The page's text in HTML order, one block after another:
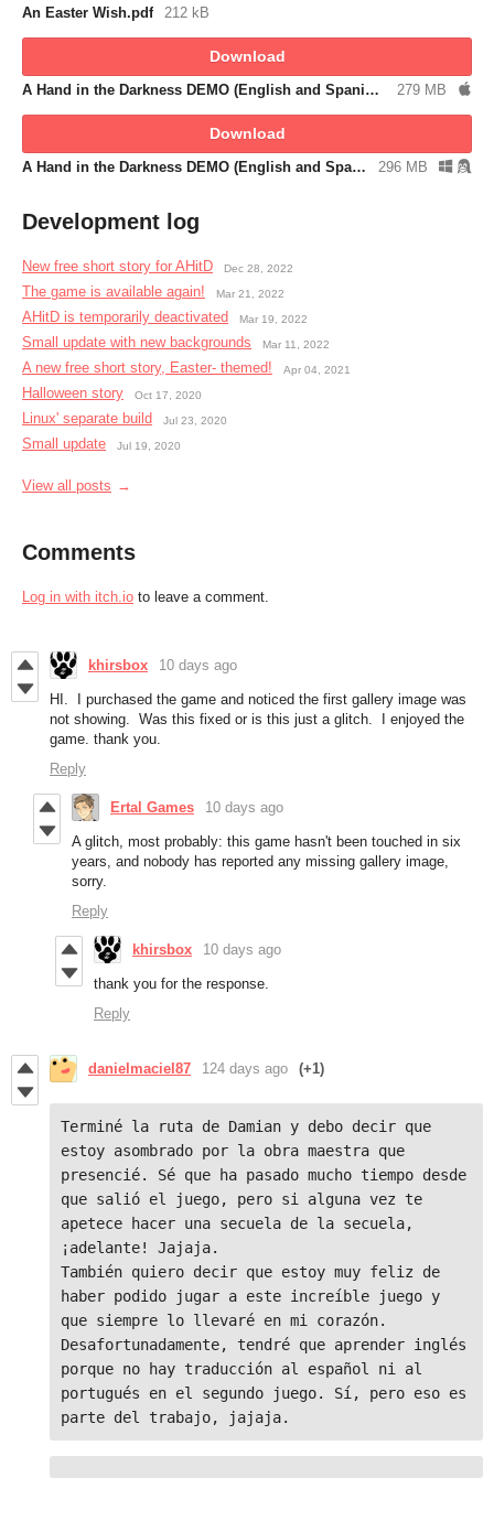
An Easter Wish.pdf 212 kB
Download
A Hand in the Darkness DEMO (English and Spanish), MAC 279 MB
Download
A Hand in the Darkness DEMO (English and Spanish), WINDOWS AND LINUX 296 MB
Development log
New free short story for AHitD Dec 28, 2022
The game is available again! Mar 21, 2022
AHitD is temporarily deactivated Mar 19, 2022
Small update with new backgrounds Mar 11, 2022
A new free short story, Easter- themed! Apr 04, 2021
Halloween story Oct 17, 2020
Linux' separate build Jul 23, 2020
Small update Jul 19, 2020
View all posts
Comments
Log in with itch.io to leave a comment.
khirsbox 10 days ago
HI. I purchased the game and noticed the first gallery image was
not showing. Was this fixed or is this just a glitch. I enjoyed the
game. thank you.
Reply
Ertal Games 10 days ago
A glitch, most probably: this game hasn't been touched in six
years, and nobody has reported any missing gallery image,
sorry.
Reply
khirsbox 10 days ago
thank you for the response.
Reply
danielmaciel87 124 days ago (+1)
Terminé la ruta de Damian y debo decir que
estoy asombrado por la obra maestra que
presencié. Sé que ha pasado mucho tiempo desde
que salió el juego, pero si alguna vez te
apetece hacer una secuela de la secuela,
¡adelante! Jajaja.
También quiero decir que estoy muy feliz de
haber podido jugar a este increíble juego y
que siempre lo llevaré en mi corazón.
Desafortunadamente, tendré que aprender inglés
porque no hay traducción al español ni al
portugués en el segundo juego. Sí, pero eso es